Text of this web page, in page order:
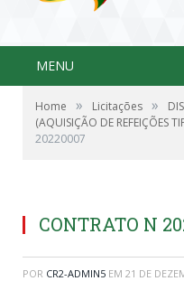
MENU
Home » Licitações »
(AQUISIÇÃO DE REFEIÇÕES
20220007
CONTRATO N
POR CR2-ADMIN5 EM 21 DE